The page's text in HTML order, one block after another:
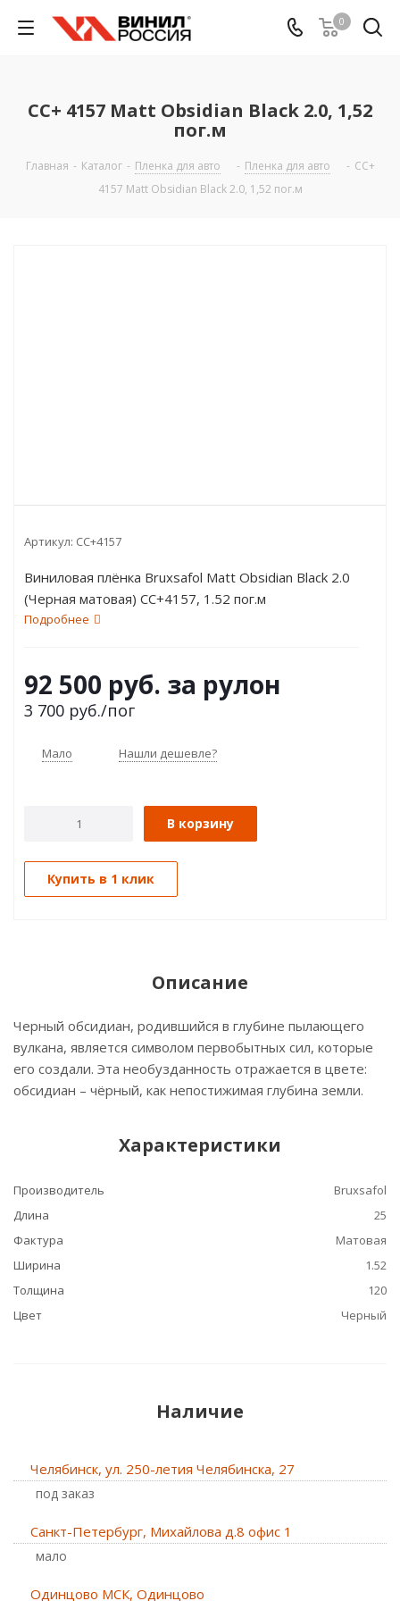
0
CC+ 4157 Matt Obsidian Black 2.0, 1,52
пог.м
Главная - Каталог - Пленка для авто - Пленка для авто - CC+
4157 Matt Obsidian Black 2.0, 1,52 пог.м
Артикул: CC+4157
Виниловая плёнка Bruxsafol Matt Obsidian Black 2.0
(Черная матовая) CC+4157, 1.52 пог.м
Подробнее
92 500 руб. за рулон
3 700 руб./пог
Мало Нашли дешевле?
В корзину
Купить в 1 клик
Описание
Черный обсидиан, родившийся в глубине пылающего
вулкана, является символом первобытных сил, которые
его создали. Эта необузданность отражается в цвете:
обсидиан – чёрный, как непостижимая глубина земли.
Характеристики
Производитель
Bruxsafol
Длина
25
Фактура
Матовая
Ширина
1.52
Толщина
120
Цвет
Черный
Наличие
Челябинск, ул. 250-летия Челябинска, 27
Под заказ
Санкт-Петербург, Михайлова д.8 офис 1
Мало
Одинцово МСК, Одинцово